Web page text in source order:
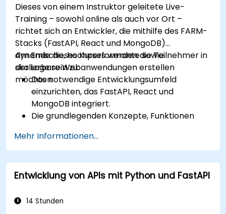
Dieses von einem Instruktor geleitete Live-
Training – sowohl online als auch vor Ort –
richtet sich an Entwickler, die mithilfe des FARM-
Stacks (FastAPI, React und MongoDB)
dynamische, hochperformante sowie
skalierbare Webanwendungen erstellen
möchten.
Am Ende dieses Kurses werden die Teilnehmer in
der Lage sein zu:
Das notwendige Entwicklungsumfeld
einzurichten, das FastAPI, React und
MongoDB integriert.
Die grundlegenden Konzepte, Funktionen
verstehen.
REST-APIs mit FastAPI zu erstellen.
Interaktive Anwendungen mittels React zu
entwerfen.
im Backend – unter Verwendung des FARM-
Mehr Informationen...
Entwicklung von APIs mit Python und FastAPI
14 Stunden